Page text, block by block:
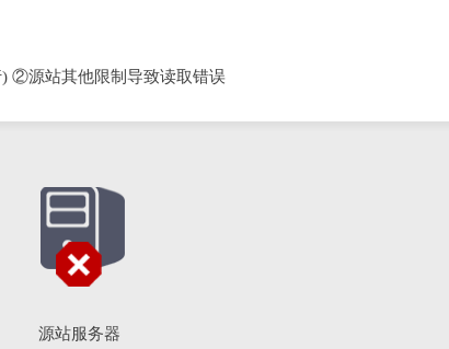
②源站其他限制导致读取错误
源站服务器